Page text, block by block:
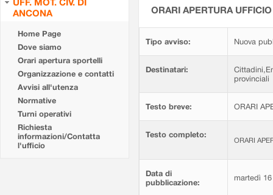
ANCONA
Home Page
Dove siamo
Orari apertura sportelli
Organizzazione e contatti
Avvisi all'utenza
Normative
Turni operativi
Richiesta
informazioni/Contatta
l'ufficio
ORARI APERTURA UFFICIO
Tipo avviso: Nuova
Destinatari:
provinciali
Testo breve: ORARI
Testo completo:
ORARI
Data di
pubblicazione:
martedì